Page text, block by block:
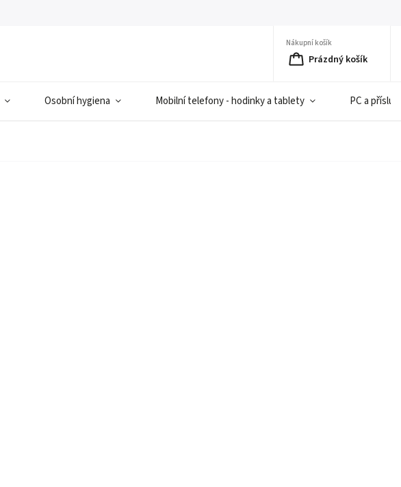
Nákupní košík
Prázdný košík
Osobní hygiena Mobilní telefony - hodinky a tablety PC a